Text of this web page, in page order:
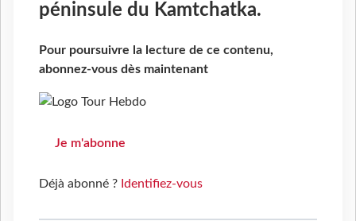
péninsule du Kamtchatka.
Pour poursuivre la lecture de ce contenu,
abonnez-vous dès maintenant
Je m'abonne
Déjà abonné ? Identifiez-vous